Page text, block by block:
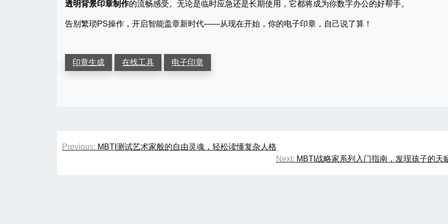
透明背景印章制作的流畅感受。无论是临时应急还是长期使用，它都将成为你数字办公的好帮手。
告别繁琐PS操作，开启智能盖章新时代——从现在开始，你的电子印章，自己说了算！
印章生成 在线工具 电子印章
文
Previous: MBTI测试艺术家般的自由灵魂，轻松读懂复杂人格
Next: MBTI战略家系列入门指南，发现孩子的天